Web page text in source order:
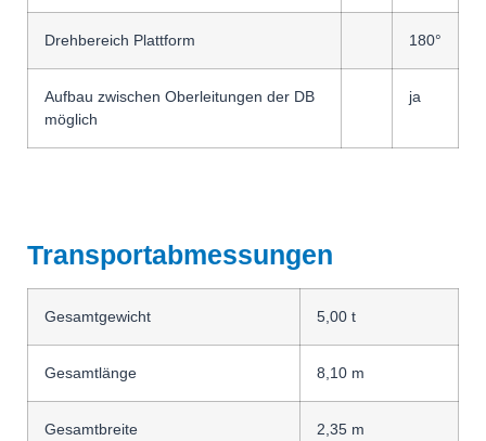
Drehbereich Plattform 180°
Aufbau zwischen Oberleitungen der DB
möglich
ja
Transportabmessungen
Gesamtgewicht 5,00 t
Gesamtlänge 8,10 m
Gesamtbreite 2,35 m